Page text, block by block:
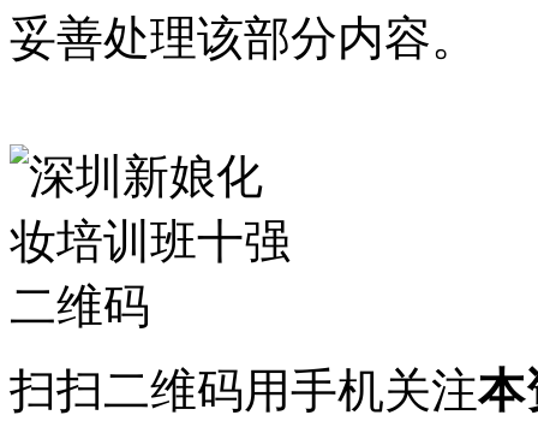
妥善处理该部分内容。
扫扫二维码用手机关注本